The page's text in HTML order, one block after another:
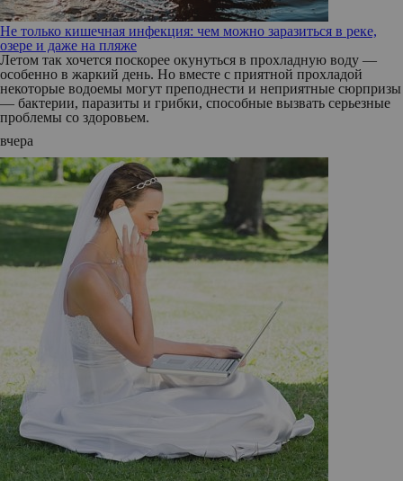
Не только кишечная инфекция: чем можно заразиться в реке,
озере и даже на пляже
Летом так хочется поскорее окунуться в прохладную воду —
особенно в жаркий день. Но вместе с приятной прохладой
некоторые водоемы могут преподнести и неприятные сюрпризы
— бактерии, паразиты и грибки, способные вызвать серьезные
проблемы со здоровьем.
вчера